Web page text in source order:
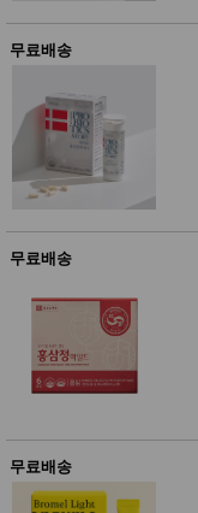
무료배송
무료배송
무료배송